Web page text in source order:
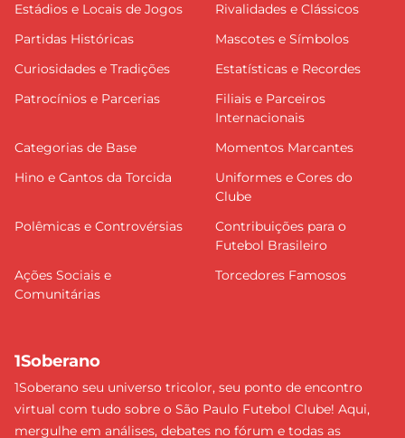
Estádios e Locais de Jogos
Rivalidades e Clássicos
Partidas Históricas
Mascotes e Símbolos
Curiosidades e Tradições
Estatísticas e Recordes
Patrocínios e Parcerias
Filiais e Parceiros
Internacionais
Categorias de Base
Momentos Marcantes
Hino e Cantos da Torcida
Uniformes e Cores do
Clube
Polêmicas e Controvérsias
Contribuições para o
Futebol Brasileiro
Ações Sociais e
Comunitárias
Torcedores Famosos
1Soberano
1Soberano seu universo tricolor, seu ponto de encontro
virtual com tudo sobre o São Paulo Futebol Clube! Aqui,
mergulhe em análises, debates no fórum e todas as